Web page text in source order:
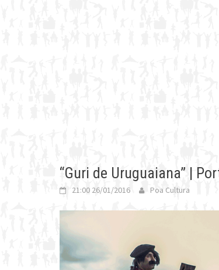
“Guri de Uruguaiana” |
21:00 26/01/2016 Poa Cultura